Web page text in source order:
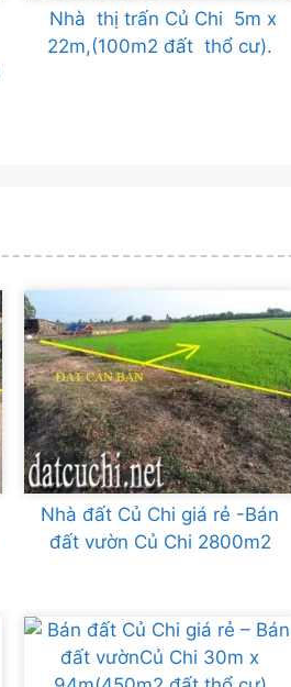
Nhà thị trấn Củ Chi 5m x
22m,(100m2 đất thổ cư).
Nhà đất Củ Chi giá rẻ -Bán
đất vườn Củ Chi 2800m2